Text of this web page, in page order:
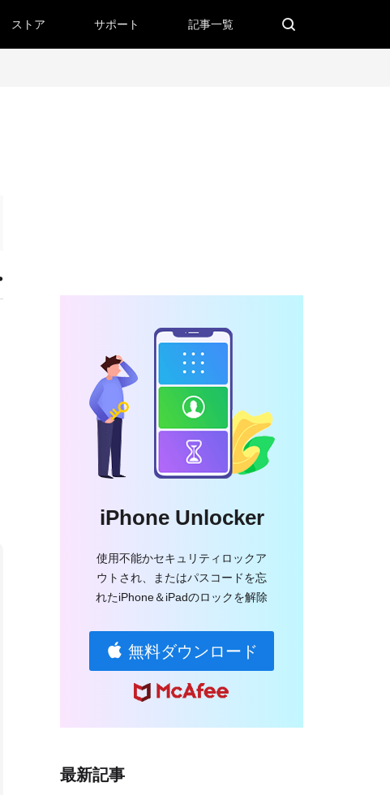
ストア サポート 記事一覧
iPhone Unlocker
使用不能かセキュリティロックア
ウトされ、またはパスコードを忘
れたiPhone＆iPadのロックを解除
無料ダウンロード
最新記事